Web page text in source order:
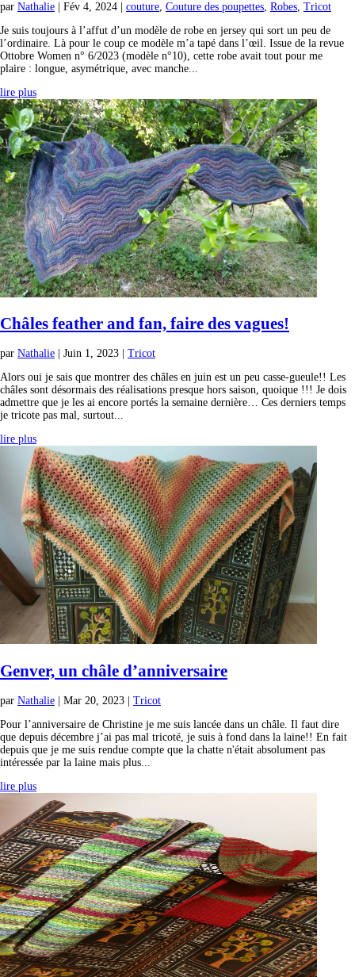
par Nathalie | Fév 4, 2024 | couture Couture des poupettes Robes Tricot
Je suis toujours à l’affut d’un modèle de robe en jersey qui sort un peu de
l’ordinaire. Là pour le coup ce modèle m’a tapé dans l’œil. Issue de la revue
Ottobre Women n° 6/2023 (modèle n°10), cette robe avait tout pour me
plaire : longue, asymétrique, avec manche...
lire plus
Châles feather and fan, faire des vagues!
par Nathalie Juin 1, 2023
Tricot
Alors oui je sais que montrer des châles en juin est un peu casse-gueule!! Les
châles sont désormais des réalisations presque hors saison, quoique !!! Je dois
admettre que je les ai encore portés la semaine dernière… Ces derniers temps
je tricote pas mal, surtout...
lire plus
Genver, un châle d’anniversaire
par Nathalie Mar 20, 2023
Tricot
Pour l’anniversaire de Christine je me suis lancée dans un châle. Il faut dire
que depuis décembre j’ai pas mal tricoté, je suis à fond dans la laine!! En fait
depuis que je me suis rendue compte que la chatte n'était absolument pas
intéressée par la laine mais plus...
lire plus